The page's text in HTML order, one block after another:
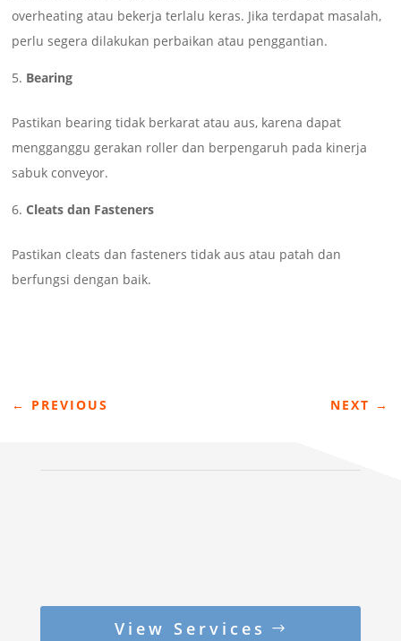
overheating atau bekerja terlalu keras. Jika terdapat masalah,
perlu segera dilakukan perbaikan atau penggantian.
Bearing
Pastikan bearing tidak berkarat atau aus, karena dapat
mengganggu gerakan roller dan berpengaruh pada kinerja
sabuk conveyor.
Cleats dan Fasteners
Pastikan cleats dan fasteners tidak aus atau patah dan
berfungsi dengan baik.
← PREVIOUS NEXT →
View Services